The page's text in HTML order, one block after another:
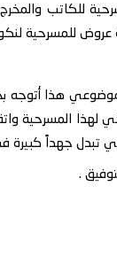
للكاتب
عروض للمسرحية
هذا أتوجه
لهذا المسرحية
تبدل جهداً كبيرة
.